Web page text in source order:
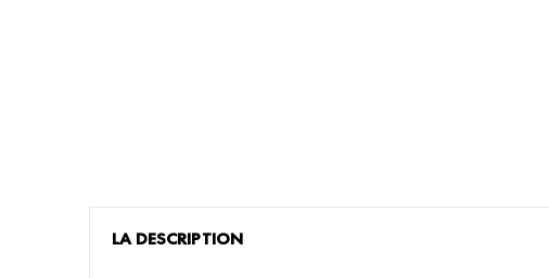
LA DESCRIPTION